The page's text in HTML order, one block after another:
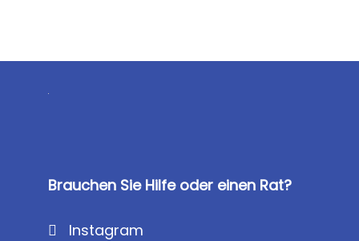
Brauchen Sie Hilfe oder einen Rat?
Instagram